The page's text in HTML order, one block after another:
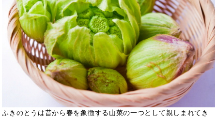
ふきのとうは昔から春を象徴する山菜の一つとして親しまれてき